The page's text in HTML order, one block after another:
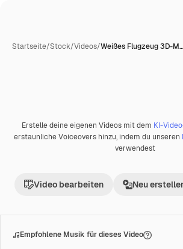
Startseite/Stock/Videos/Weißes Flugzeug 3D-M…
Premium
Erstelle deine eigenen Videos mit dem KI-
erstaunliche Voiceovers hinzu, indem du unseren
verwendest
Video bearbeiten Neu
Empfohlene Musik für dieses Video